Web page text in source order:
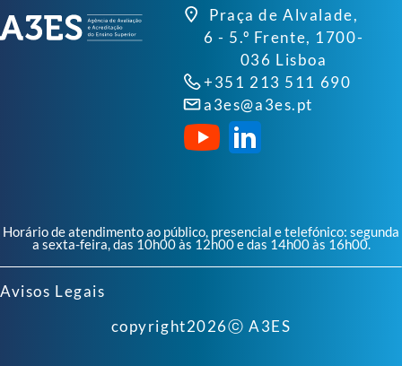
Praça de Alvalade,
6 - 5.º Frente, 1700-
036 Lisboa
+351 213 511 690
a3es@a3es.pt
Horário de atendimento ao público, presencial e telefónico: segunda
a sexta-feira, das 10h00 às 12h00 e das 14h00 às 16h00.
Avisos Legais
copyright2026ⓒ A3ES